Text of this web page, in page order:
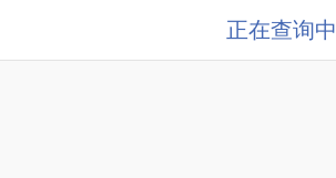
正在查询中